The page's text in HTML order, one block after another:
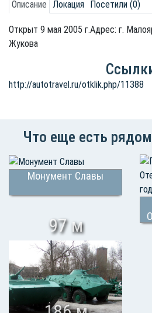
Описание Локация Посетили (0)
Открыт 9 мая 2005 г.Адрес: г.
Жукова
http://autotravel.ru/otklik.php/11388
Что еще есть
Монумент Славы
97 м